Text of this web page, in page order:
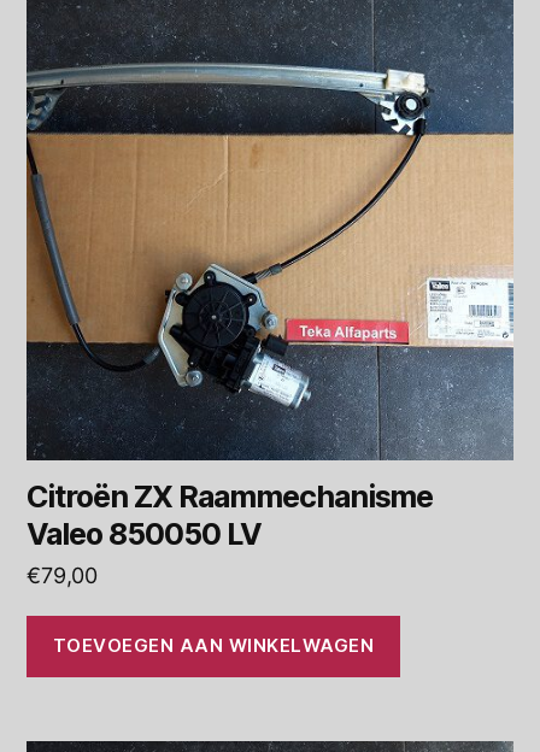
Citroën ZX Raammechanisme
Valeo 850050 LV
€79,00
TOEVOEGEN AAN WINKELWAGEN